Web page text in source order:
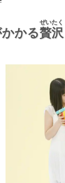
かる贅沢
ぜいたく